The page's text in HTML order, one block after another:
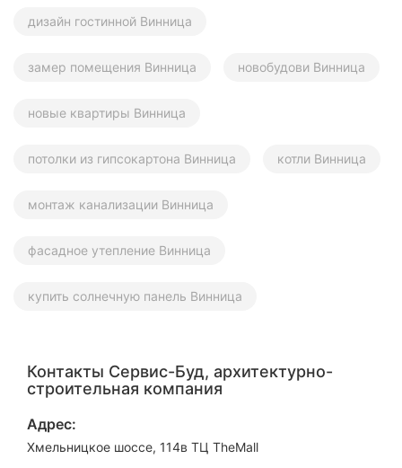
дизайн гостинной Винница
замер помещения Винница новобудови Винница
новые квартиры Винница
потолки из гипсокартона Винница котли Винница
монтаж канализации Винница
фасадное утепление Винница
купить солнечную панель Винница
Контакты Сервис-Буд, архитектурно-
строительная компания
Адрес:
Хмельницкое шоссе, 114в ТЦ TheMall